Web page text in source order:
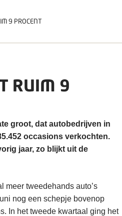
9 PROCENT
RUIM 9
groot, dat autobedrijven in
occasions verkochten.
jaar, zo blijkt uit de
meer tweedehands auto’s
nog een schepje bovenop
In het tweede kwartaal ging het